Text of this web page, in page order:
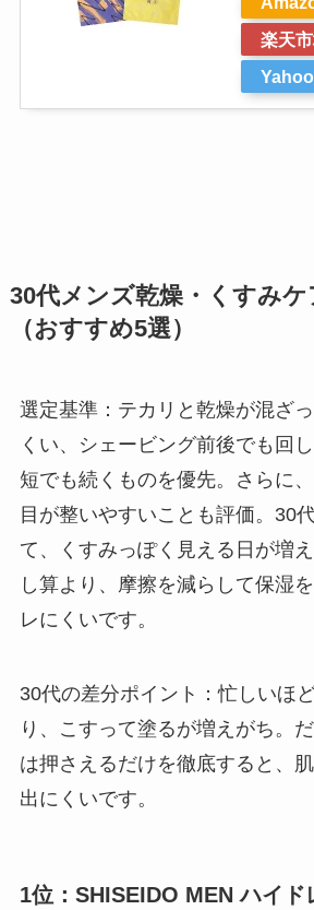
楽天
30代メンズ乾燥・くすみ
（おすすめ5選）
選定基準：テカリと乾燥が混ざ
くい、シェービング前後でも回
短でも続くものを優先。さらに
目が整いやすいことも評価。30
て、くすみっぽく見える日が増
し算より、摩擦を減らして保湿
レにくいです。
30代の差分ポイント：忙しいほ
り、こすって塗るが増えがち。
は押さえるだけを徹底すると、
出にくいです。
1位：SHISEIDO MEN ハイド